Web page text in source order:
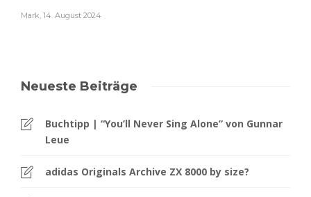
Mark, 14. August 2024
Neueste Beiträge
Buchtipp | “You’ll Never Sing Alone” von Gunnar
Leue
adidas Originals Archive ZX 8000 by size?